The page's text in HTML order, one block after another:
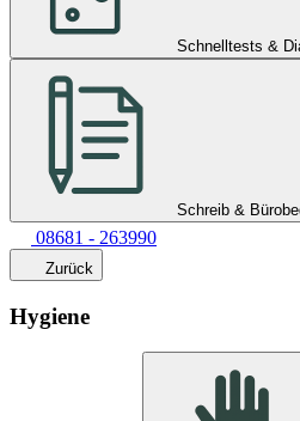
Schnelltests &
Schreib &
08681 - 263990
Zurück
Hygiene